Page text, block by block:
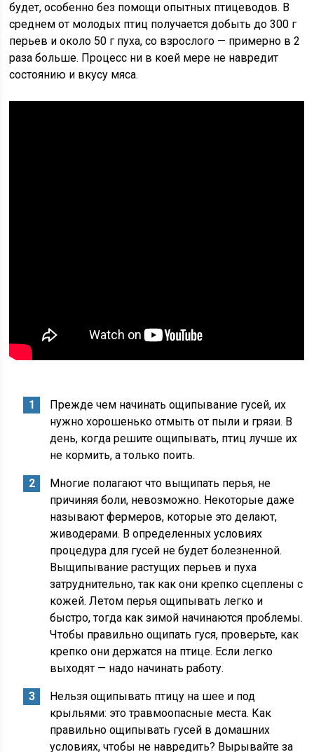
будет, особенно без помощи опытных птицеводов. В
среднем от молодых птиц получается добыть до 300 г
перьев и около 50 г пуха, со взрослого — примерно в 2
раза больше. Процесс ни в коей мере не навредит
состоянию и вкусу мяса.
Прежде чем начинать ощипывание гусей, их
нужно хорошенько отмыть от пыли и грязи. В
день, когда решите ощипывать, птиц лучше их
не кормить, а только поить.
Многие полагают что выщипать перья, не
причиняя боли, невозможно. Некоторые даже
называют фермеров, которые это делают,
живодерами. В определенных условиях
процедура для гусей не будет болезненной.
Выщипывание растущих перьев и пуха
затруднительно, так как они крепко сцеплены с
кожей. Летом перья ощипывать легко и
быстро, тогда как зимой начинаются проблемы.
Чтобы правильно ощипать гуся, проверьте, как
крепко они держатся на птице. Если легко
выходят — надо начинать работу.
Нельзя ощипывать птицу на шее и под
крыльями: это травмоопасные места. Как
правильно ощипывать гусей в домашних
условиях, чтобы не навредить? Вырывайте за